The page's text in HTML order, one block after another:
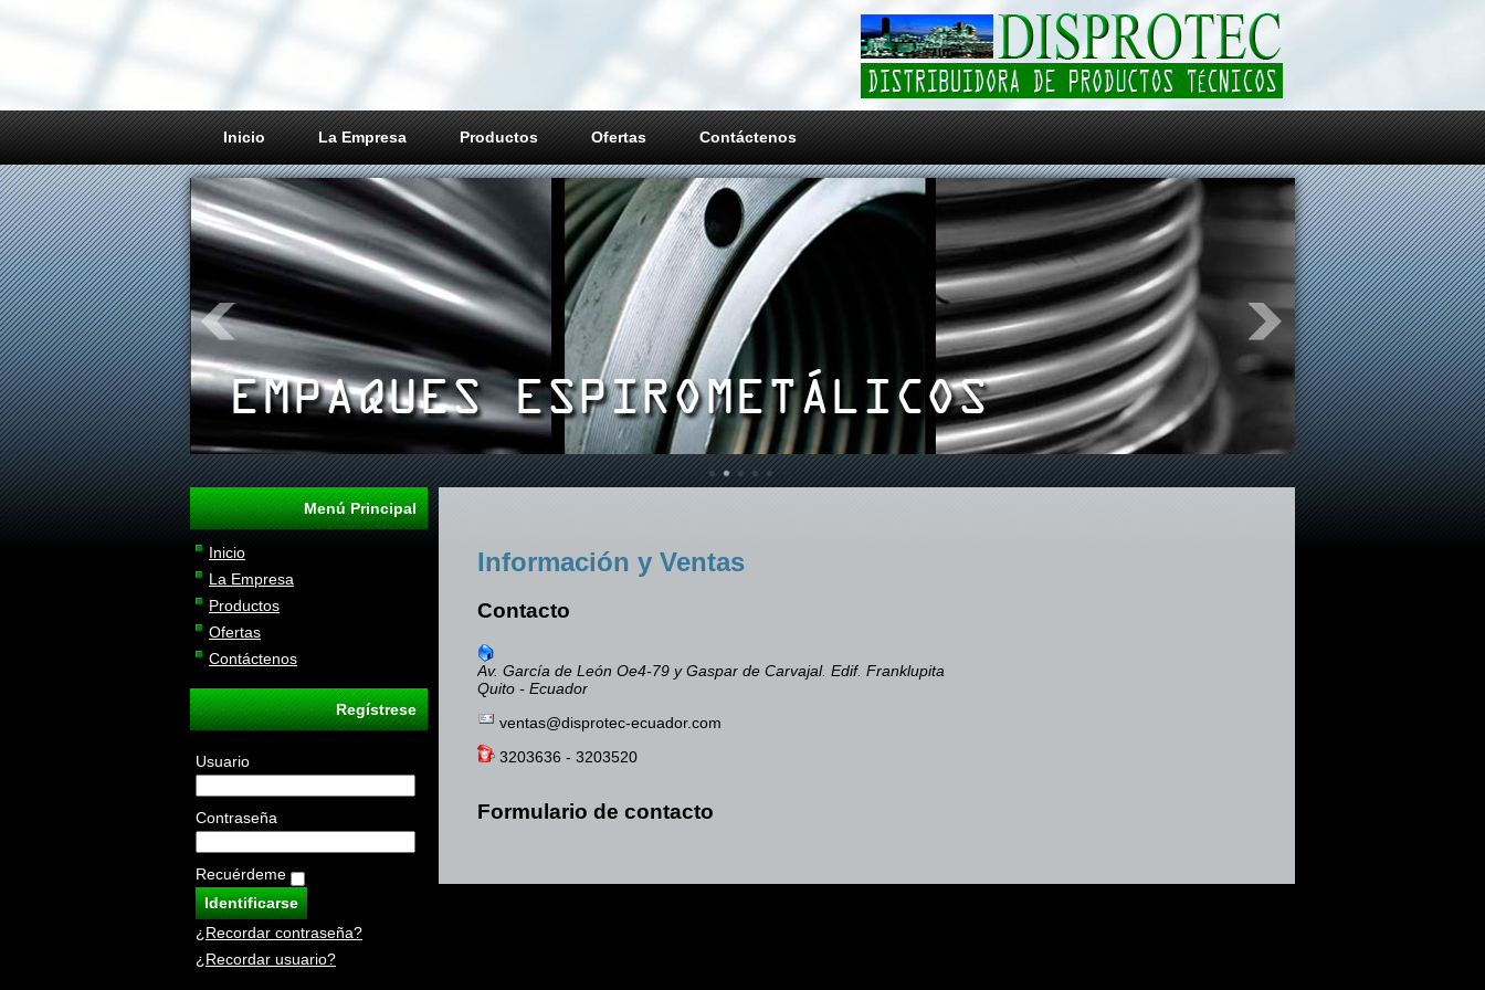
Inicio La Empresa Productos Ofertas Contáctenos
Menú Principal
Inicio
La Empresa
Productos
Ofertas
Contáctenos
Regístrese
Usuario
Contraseña
Recuérdeme
¿Recordar contraseña?
¿Recordar usuario?
Información y Ventas
Contacto
Av. García de León Oe4-79 y Gaspar de Carvajal. Edif. Franklupita
Quito - Ecuador
ventas@disprotec-ecuador.com
3203636 - 3203520
Formulario de contacto